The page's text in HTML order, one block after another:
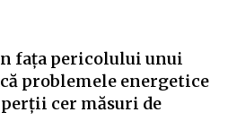
fața pericolului unui
problemele energetice
cer măsuri de